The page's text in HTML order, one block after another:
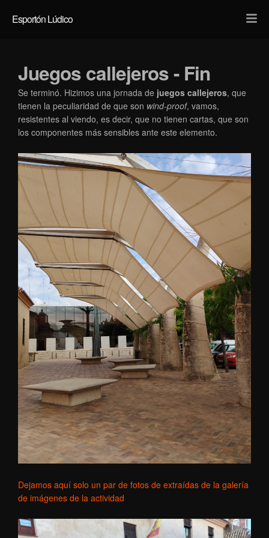
Esportón Lúdico Dark
Juegos callejeros - Fin
Se terminó. Hizimos una jornada de juegos callejeros, que
tienen la peculiaridad de que son wind-proof, vamos,
resistentes al viendo, es decir, que no tienen cartas, que son
los componentes más sensibles ante este elemento.
Dejamos aquí solo un par de fotos de extraídas de la galería
de imágenes de la actividad